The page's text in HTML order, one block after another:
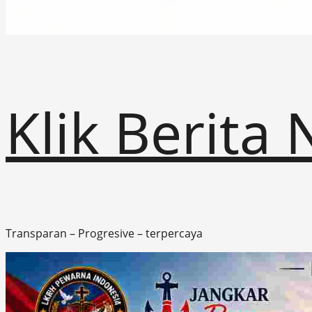
Klik Berita
Transparan – Progresive – terpercaya